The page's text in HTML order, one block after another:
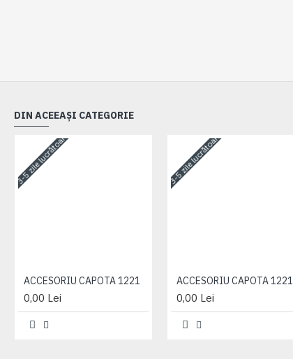
DIN ACEEAȘI CATEGORIE
3-5 zile lucrătoare
ACCESORIU CAPOTA 1221
0,00 Lei
3-5 zile lucrătoare
ACCESORIU CAPOTA 1221
0,00 Lei